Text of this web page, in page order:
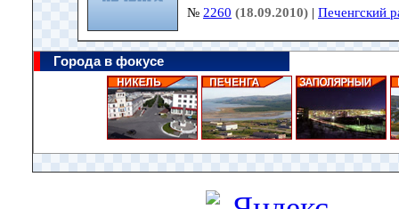
№ 2260 (18.09.2010) | Печенгский
Города в фокусе